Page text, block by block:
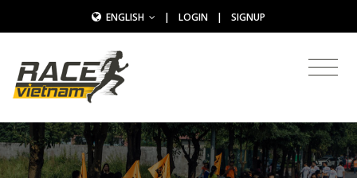
ENGLISH | LOGIN | SIGNUP